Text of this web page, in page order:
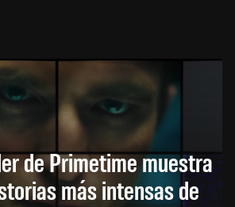
de Primetime muestra
más intensas de